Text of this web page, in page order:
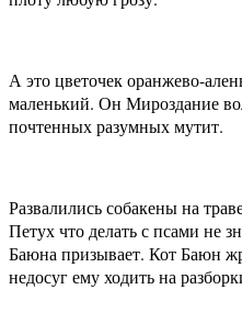
А это цветочек оранжево-
маленький. Он Мироздание
почтенных разумных мутит.
Развалились собакены на
Петух что делать с псами не
Баюна призывает. Кот Баюн
недосуг ему ходить на